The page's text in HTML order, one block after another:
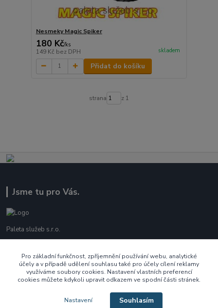
Nesmeky Magic Spiker
180 Kč/ks
149 Kč bez DPH skladem
Přidat do košíku
strana z 1
Jsme tu pro Vás.
Paleta služeb s.r.o.
737 209 718
Po - Pá 10:00 - 16:00
ecek@paletasluzeb.cz
Pro základní funkčnost, zpříjemnění používání webu, analytické
účely a v případě udělení souhlasu také pro účely cílení reklamy
využíváme soubory cookies. Nastavení vlastních preferencí
cookies můžete kdykoli upravit odkazem ve spodní části stránek.
Nastavení Souhlasím